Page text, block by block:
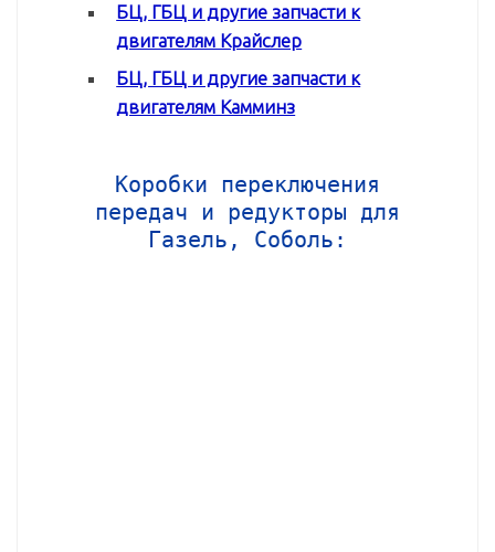
БЦ, ГБЦ и другие запчасти к
двигателям Крайслер
БЦ, ГБЦ и другие запчасти к
двигателям Камминз
Коробки переключения
передач и редукторы для
Газель, Соболь: